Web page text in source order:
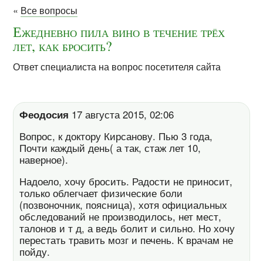
« Все вопросы
Ежедневно пила вино в течение трёх
лет, как бросить?
Ответ специалиста на вопрос посетителя сайта
Феодосия 17 августа 2015, 02:06
Вопрос, к доктору Кирсанову. Пью 3 года,
Почти каждый день( а так, стаж лет 10,
наверное).
Надоело, хочу бросить. Радости не приносит,
только облегчает физические боли
(позвоночник, поясница), хотя официальных
обследований не производилось, нет мест,
талонов и т д, а ведь болит и сильно. Но хочу
перестать травить мозг и печень. К врачам не
пойду.